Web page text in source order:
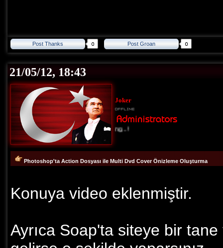
Post Thanks Post Groan
21/05/12, 18:43
Joker
Photoshop'ta Action Dosyası ile Multi Dvd Cover Önizleme Oluşturma
Konuya video eklenmiştir.
Ayrıca Soap'ta siteye bir